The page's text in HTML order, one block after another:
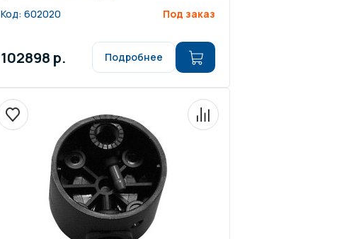
Код: 602020 Под заказ
102898 р. Подробнее